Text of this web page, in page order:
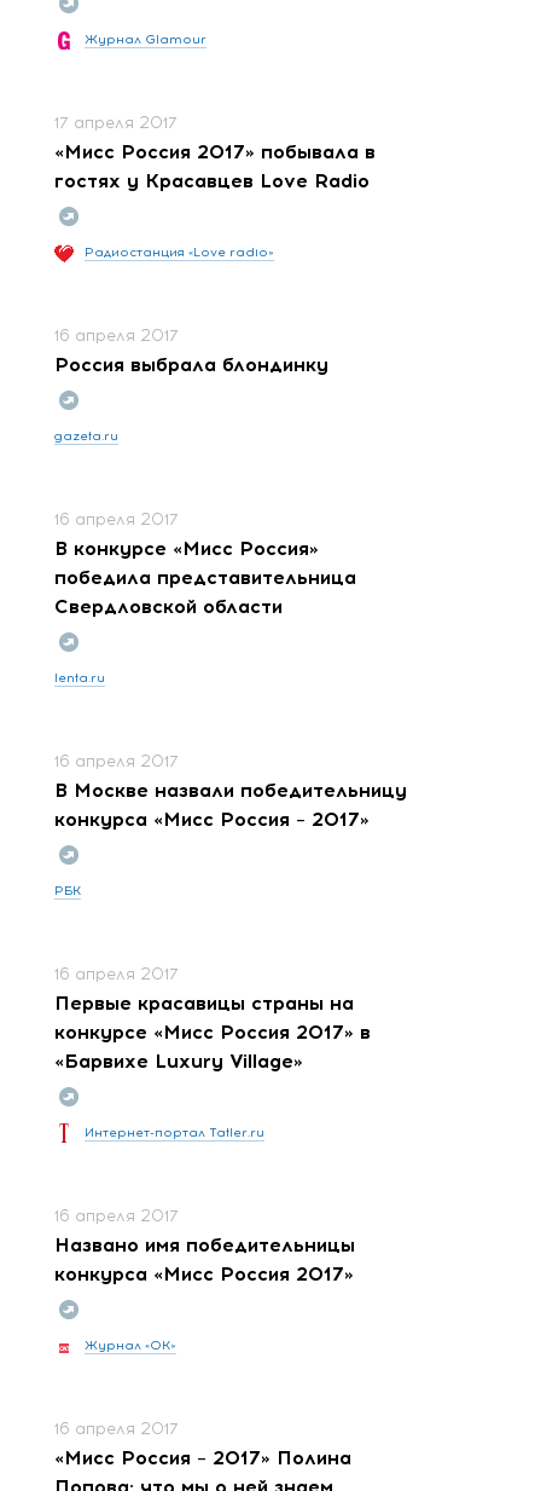
Журнал Glamour
17 апреля 2017
«Мисс Россия 2017» побывала в
гостях у Красавцев Love Radio
Радиостанция «Love radio»
16 апреля 2017
Россия выбрала блондинку
gazeta.ru
16 апреля 2017
В конкурсе «Мисс Россия»
победила представительница
Свердловской области
lenta.ru
16 апреля 2017
В Москве назвали победительницу
конкурса «Мисс Россия – 2017»
РБК
16 апреля 2017
Первые красавицы страны на
конкурсе «Мисс Россия 2017» в
«Барвихе Luxury Village»
Интернет-портал Tatler.ru
16 апреля 2017
Названо имя победительницы
конкурса «Мисс Россия 2017»
Журнал «ОК»
16 апреля 2017
«Мисс Россия – 2017» Полина
Попова: что мы о ней знаем